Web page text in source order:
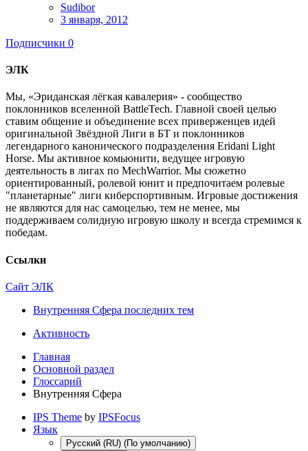
Sudibor
3 января, 2012
Подписчики 0
ЭЛК
Мы, «Эриданская лёгкая кавалерия» - сообщество
поклонников вселенной BattleTech. Главной своей целью
ставим общение и объединение всех приверженцев идей
оригинальной Звёздной Лиги в БТ и поклонников
легендарного канонического подразделения Eridani Light
Horse. Мы активное комьюнити, ведущее игровую
деятельность в лигах по MechWarrior. Мы сюжетно
ориентированный, ролевой юнит и предпочитаем ролевые
"планетарные" лиги киберспортивным. Игровые достижения
не являются для нас самоцелью, тем не менее, мы
поддерживаем солидную игровую школу и всегда стремимся к
победам.
Ссылки
Сайт ЭЛК
Внутренняя Сфера последних тем
Активность
Главная
Основной раздел
Глоссарий
Внутренняя Сфера
IPS Theme by IPSFocus
Язык
Русский (RU) (По умолчанию)